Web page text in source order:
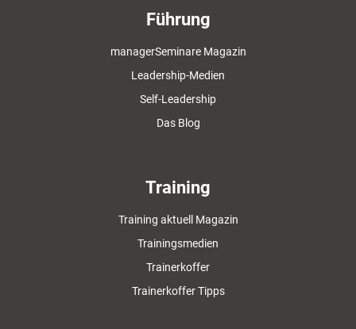
Führung
managerSeminare Magazin
Leadership-Medien
Self-Leadership
Das Blog
Training
Training aktuell Magazin
Trainingsmedien
Trainerkoffer
Trainerkoffer Tipps